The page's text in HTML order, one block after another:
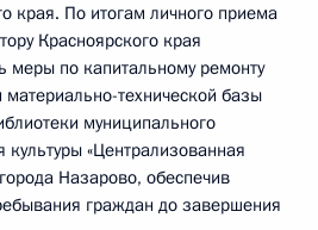
края. По итогам личного приема
Красноярского края
меры по капитальному ремонту
технической базы
муниципального
«Централизованная
Назарово, обеспечив
граждан до завершения